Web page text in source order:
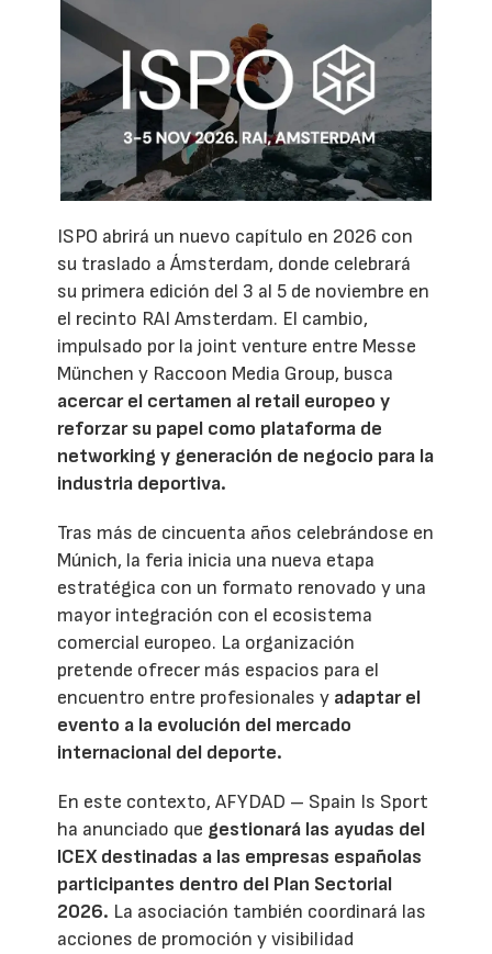
ISPO abrirá un nuevo capítulo en 2026 con
su traslado a Ámsterdam, donde celebrará
su primera edición del 3 al 5 de noviembre en
el recinto RAI Amsterdam. El cambio,
impulsado por la joint venture entre Messe
München y Raccoon Media Group, busca
acercar el certamen al retail europeo y
reforzar su papel como plataforma de
networking y generación de negocio para la
industria deportiva.
Tras más de cincuenta años celebrándose en
Múnich, la feria inicia una nueva etapa
estratégica con un formato renovado y una
mayor integración con el ecosistema
comercial europeo. La organización
pretende ofrecer más espacios para el
encuentro entre profesionales y adaptar el
evento a la evolución del mercado
internacional del deporte.
En este contexto, AFYDAD – Spain Is Sport
ha anunciado que gestionará las ayudas del
ICEX destinadas a las empresas españolas
participantes dentro del Plan Sectorial
2026. La asociación también coordinará las
acciones de promoción y visibilidad